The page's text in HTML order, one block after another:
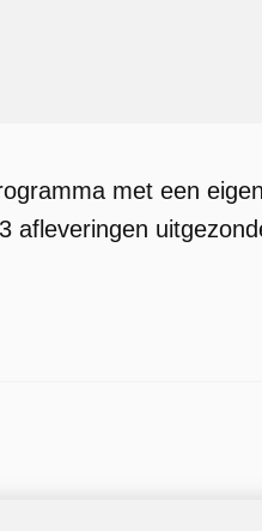
met een
afleveringen